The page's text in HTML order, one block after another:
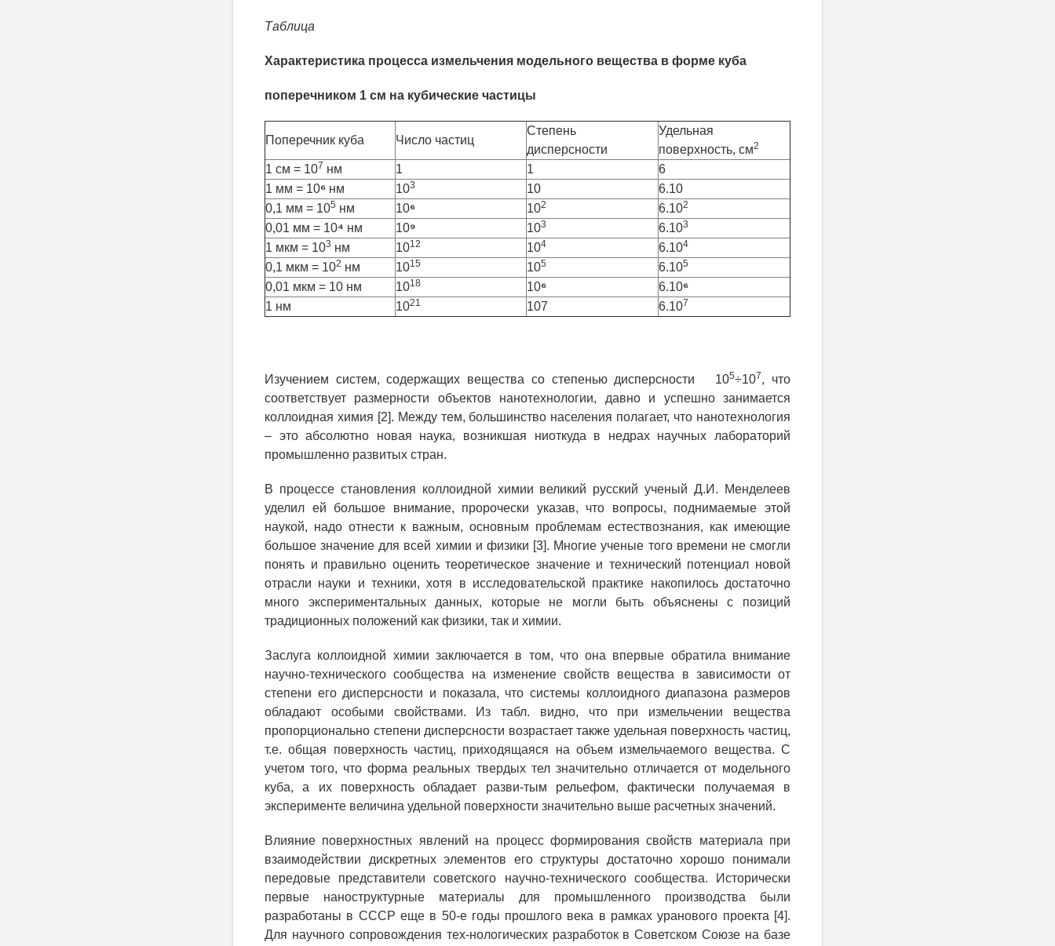
Таблица
Характеристика процесса измельчения модельного вещества в форме куба
поперечником 1 см на кубические частицы
Поперечник куба Число частиц
Степень
дисперсности
Удельная
поверхность, см2
1 см = 107 нм 1 1
6
1 мм = 10⁶ нм 103 10
6.10
0,1 мм = 105 нм 10⁶ 102 6.102
0,01 мм = 10⁴ нм 10⁹ 103 6.103
1 мкм = 103 нм 1012 104 6.104
0,1 мкм = 102 нм 1015 105 6.105
0,01 мкм = 10 нм 1018 10⁶ 6.10⁶
1 нм
1021 107 6.107
Изучением систем, содержащих вещества со степенью дисперсности 105÷107, что
соответствует размерности объектов нанотехнологии, давно и успешно занимается
коллоидная химия [2]. Между тем, большинство населения полагает, что нанотехнология
– это абсолютно новая наука, возникшая ниоткуда в недрах научных лабораторий
промышленно развитых стран.
В процессе становления коллоидной химии великий русский ученый Д.И. Менделеев
уделил ей большое внимание, пророчески указав, что вопросы, поднимаемые этой
наукой, надо отнести к важным, основным проблемам естествознания, как имеющие
большое значение для всей химии и физики [3]. Многие ученые того времени не смогли
понять и правильно оценить теоретическое значение и технический потенциал новой
отрасли науки и техники, хотя в исследовательской практике накопилось достаточно
много экспериментальных данных, которые не могли быть объяснены с позиций
традиционных положений как физики, так и химии.
Заслуга коллоидной химии заключается в том, что она впервые обратила внимание
научно-технического сообщества на изменение свойств вещества в зависимости от
степени его дисперсности и показала, что системы коллоидного диапазона размеров
обладают особыми свойствами. Из табл. видно, что при измельчении вещества
пропорционально степени дисперсности возрастает также удельная поверхность частиц,
т.е. общая поверхность частиц, приходящаяся на объем измельчаемого вещества. С
учетом того, что форма реальных твердых тел значительно отличается от модельного
куба, а их поверхность обладает разви-тым рельефом, фактически получаемая в
эксперименте величина удельной поверхности значительно выше расчетных значений.
Влияние поверхностных явлений на процесс формирования свойств материала при
взаимодействии дискретных элементов его структуры достаточно хорошо понимали
передовые представители советского научно-технического сообщества. Исторически
первые наноструктурные материалы для промышленного производства были
разработаны в СССР еще в 50-е годы прошлого века в рамках уранового проекта [4].
Для научного сопровождения тех-нологических разработок в Советском Союзе на базе